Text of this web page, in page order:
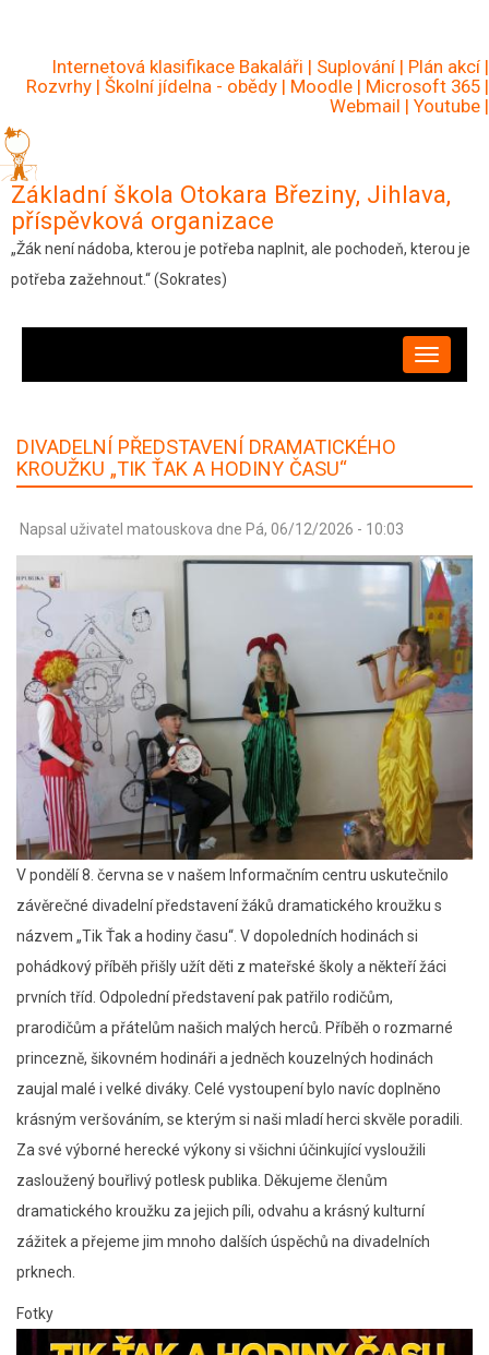
hlavnímuInternetová klasifikace Bakaláři | Suplování | Plán akcí |
Rozvrhy | Školní jídelna - obědy | Moodle | Microsoft 365 |
Webmail | Youtube |
Základní škola Otokara Březiny, Jihlava,
příspěvková organizace
„Žák není nádoba, kterou je potřeba naplnit, ale pochodeň, kterou je
potřeba zažehnout.“ (Sokrates)
DIVADELNÍ PŘEDSTAVENÍ DRAMATICKÉHO
KROUŽKU „TIK ŤAK A HODINY ČASU“
Napsal uživatel matouskova dne Pá, 06/12/2026 - 10:03
V pondělí 8. června se v našem Informačním centru uskutečnilo
závěrečné divadelní představení žáků dramatického kroužku s
názvem „Tik Ťak a hodiny času“. V dopoledních hodinách si
pohádkový příběh přišly užít děti z mateřské školy a někteří žáci
prvních tříd. Odpolední představení pak patřilo rodičům,
prarodičům a přátelům našich malých herců. Příběh o rozmarné
princezně, šikovném hodináři a jedněch kouzelných hodinách
zaujal malé i velké diváky. Celé vystoupení bylo navíc doplněno
krásným veršováním, se kterým si naši mladí herci skvěle poradili.
Za své výborné herecké výkony si všichni účinkující vysloužili
zasloužený bouřlivý potlesk publika. Děkujeme členům
dramatického kroužku za jejich píli, odvahu a krásný kulturní
zážitek a přejeme jim mnoho dalších úspěchů na divadelních
prknech.
Fotky